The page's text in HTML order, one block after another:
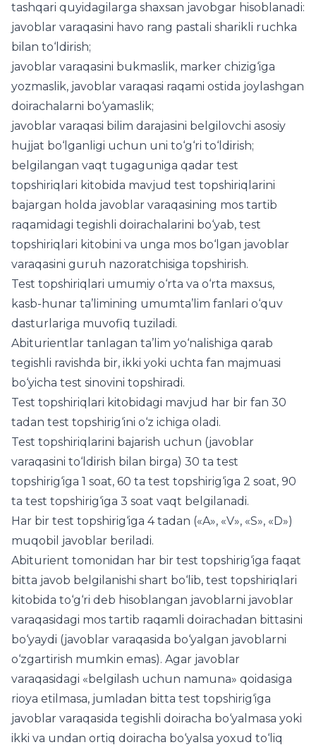
tashqari quyidagilarga shaxsan javobgar hisoblanadi:
javoblar varaqasini havo rang pastali sharikli ruchka
bilan to‘ldirish;
javoblar varaqasini bukmaslik, marker chizig‘iga
yozmaslik, javoblar varaqasi raqami ostida joylashgan
doirachalarni bo‘yamaslik;
javoblar varaqasi bilim darajasini belgilovchi asosiy
hujjat bo‘lganligi uchun uni to‘g‘ri to‘ldirish;
belgilangan vaqt tugaguniga qadar test
topshiriqlari kitobida mavjud test topshiriqlarini
bajargan holda javoblar varaqasining mos tartib
raqamidagi tegishli doirachalarini bo‘yab, test
topshiriqlari kitobini va unga mos bo‘lgan javoblar
varaqasini guruh nazoratchisiga topshirish.
Test topshiriqlari umumiy o‘rta va o‘rta maxsus,
kasb-hunar ta’limining umumta’lim fanlari o‘quv
dasturlariga muvofiq tuziladi.
Abiturientlar tanlagan ta’lim yo‘nalishiga qarab
tegishli ravishda bir, ikki yoki uchta fan majmuasi
bo‘yicha test sinovini topshiradi.
Test topshiriqlari kitobidagi mavjud har bir fan 30
tadan test topshirig‘ini o‘z ichiga oladi.
Test topshiriqlarini bajarish uchun (javoblar
varaqasini to‘ldirish bilan birga) 30 ta test
topshirig‘iga 1 soat, 60 ta test topshirig‘iga 2 soat, 90
ta test topshirig‘iga 3 soat vaqt belgilanadi.
Har bir test topshirig‘iga 4 tadan («A», «V», «S», «D»)
muqobil javoblar beriladi.
Abiturient tomonidan har bir test topshirig‘iga faqat
bitta javob belgilanishi shart bo‘lib, test topshiriqlari
kitobida to‘g‘ri deb hisoblangan javoblarni javoblar
varaqasidagi mos tartib raqamli doirachadan bittasini
bo‘yaydi (javoblar varaqasida bo‘yalgan javoblarni
o‘zgartirish mumkin emas). Agar javoblar
varaqasidagi «belgilash uchun namuna» qoidasiga
rioya etilmasa, jumladan bitta test topshirig‘iga
javoblar varaqasida tegishli doiracha bo‘yalmasa yoki
ikki va undan ortiq doiracha bo‘yalsa yoxud to‘liq